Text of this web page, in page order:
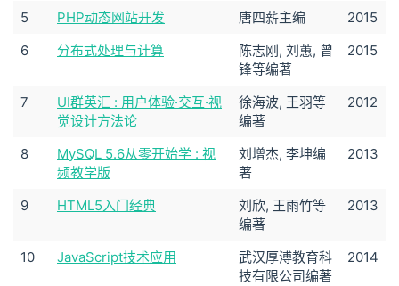
5 PHP动态网站开发 唐四薪主编
2015
6
分布式处理与计算
陈志刚, 刘蕙, 曾
锋等编著
2015
7
UI群英汇 : 用户体验·交互·视
觉设计方法论
徐海波, 王羽等
编著
2012
8
MySQL 5.6从零开始学 : 视
频教学版
刘增杰, 李坤编
著
2013
9 HTML5入门经典
刘欣, 王雨竹等
编著
2013
10 JavaScript技术应用
武汉厚溥教育科
技有限公司编著
2014